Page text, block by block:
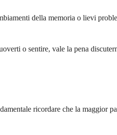
della memoria o lievi
o sentire, vale la pena
ricordare che la maggior